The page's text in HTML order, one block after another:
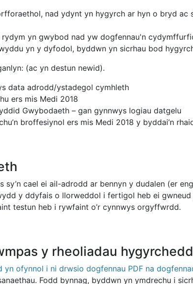
nad ydynt yn hygyrch ar hyn o bryd ac
yn gwybod nad yw dogfennau'n
yn y dyfodol, byddwn yn sicrhau bod
(ac yn destun newid).
data adrodd/ystadegol cymhleth
ers mis Medi 2018
Gwybodaeth – gan gynnwys logiau datgelu
broffesiynol ers mis Medi 2018 y byddai’n
cael ei ail-adrodd ar bennyn y dudalen (er
y ddyfais o llorweddol i fertigol heb ei
testun heb i rywfaint o’r cynnwys orgyffwrdd.
y rheoliadau hygyrchedd
yn ofynnol i ni drwsio dogfennau PDF na
Fodd bynnag, byddwn yn ymdrechu i